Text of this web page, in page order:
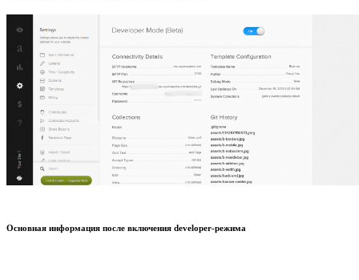
Основная информация после включения developer-режима